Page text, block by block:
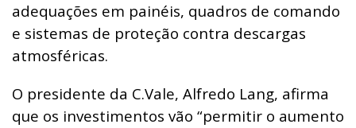
adequações em painéis, quadros de comando
e sistemas de proteção contra descargas
atmosféricas.
O presidente da C.Vale, Alfredo Lang, afirma
que os investimentos vão “permitir o aumento